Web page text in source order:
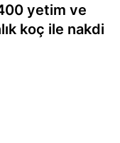
yetim ve
koç ile nakdi